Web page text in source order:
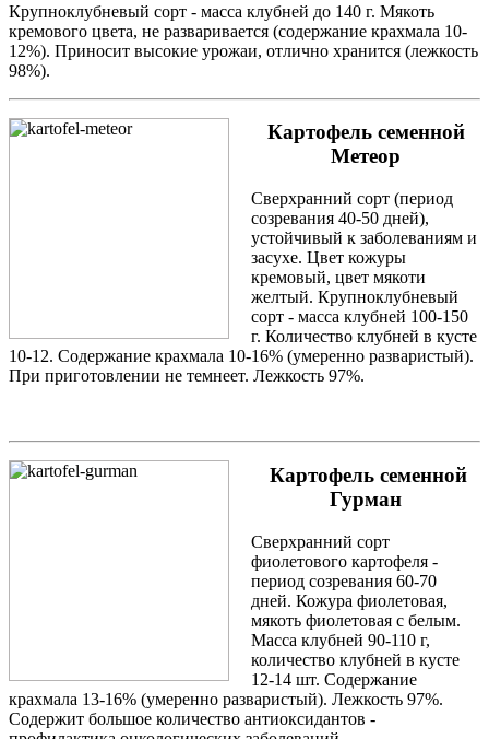
Крупноклубневый сорт - масса клубней до 140 г. Мякоть
кремового цвета, не разваривается (содержание крахмала 10-
12%). Приносит высокие урожаи, отлично хранится (лежкость
98%).
Картофель семенной
Метеор
Сверхранний сорт (период
созревания 40-50 дней),
устойчивый к заболеваниям и
засухе. Цвет кожуры
кремовый, цвет мякоти
желтый. Крупноклубневый
сорт - масса клубней 100-150
г. Количество клубней в кусте
10-12. Содержание крахмала 10-16% (умеренно разваристый).
При приготовлении не темнеет. Лежкость 97%.
Картофель семенной
Гурман
Сверхранний сорт
фиолетового картофеля -
период созревания 60-70
дней. Кожура фиолетовая,
мякоть фиолетовая с белым.
Масса клубней 90-110 г,
количество клубней в кусте
12-14 шт. Содержание
крахмала 13-16% (умеренно разваристый). Лежкость 97%.
Содержит большое количество антиоксидантов -